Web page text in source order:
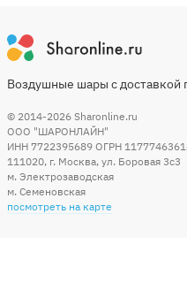
Воздушные шары с доставкой
© 2014-2026 Sharonline.ru
ООО "ШАРОНЛАЙН"
ИНН 7722395689 ОГРН
111020, г. Москва, ул. Боровая 3c3
м. Электрозаводская
м. Семеновская
посмотреть на карте